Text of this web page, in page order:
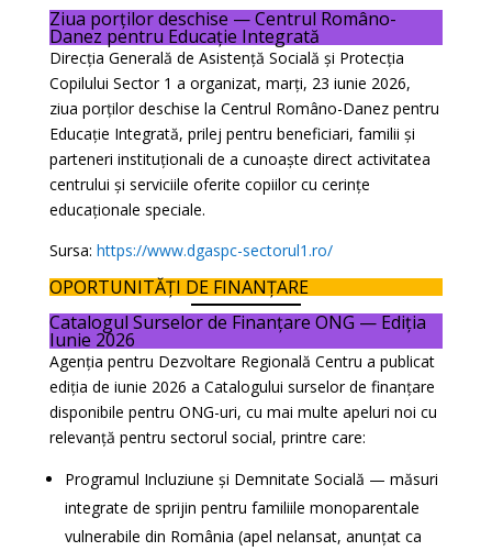
Ziua porților deschise — Centrul Româno-
Danez pentru Educație Integrată
Direcția Generală de Asistență Socială și Protecția
Copilului Sector 1 a organizat, marți, 23 iunie 2026,
ziua porților deschise la Centrul Româno-Danez pentru
Educație Integrată, prilej pentru beneficiari, familii și
parteneri instituționali de a cunoaște direct activitatea
centrului și serviciile oferite copiilor cu cerințe
educaționale speciale.
Sursa: https://www.dgaspc-sectorul1.ro/
OPORTUNITĂȚI DE FINANȚARE
Catalogul Surselor de Finanțare ONG — Ediția
Iunie 2026
Agenția pentru Dezvoltare Regională Centru a publicat
ediția de iunie 2026 a Catalogului surselor de finanțare
disponibile pentru ONG-uri, cu mai multe apeluri noi cu
relevanță pentru sectorul social, printre care:
Programul Incluziune și Demnitate Socială — măsuri
integrate de sprijin pentru familiile monoparentale
vulnerabile din România (apel nelansat, anunțat ca